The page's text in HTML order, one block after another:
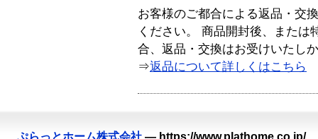
お客様のご都合による返品・交
ください。 商品開封後、または
合、返品・交換はお受けいたし
⇒返品について詳しくはこちら
ぷらっとホーム株式会社 — https://www.plathome.co.jp/